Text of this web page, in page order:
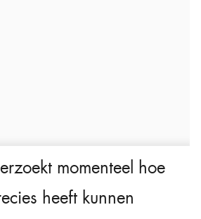
momenteel hoe
heeft kunnen